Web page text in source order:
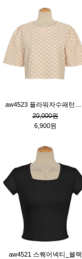
20,000원
6,900원
aw4521 스퀘어넥티_블랙